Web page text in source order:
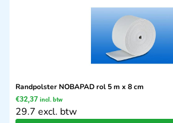
Randpolster NOBAPAD rol 5 m x 8 cm
€32,37 incl. btw
29.7 excl. btw